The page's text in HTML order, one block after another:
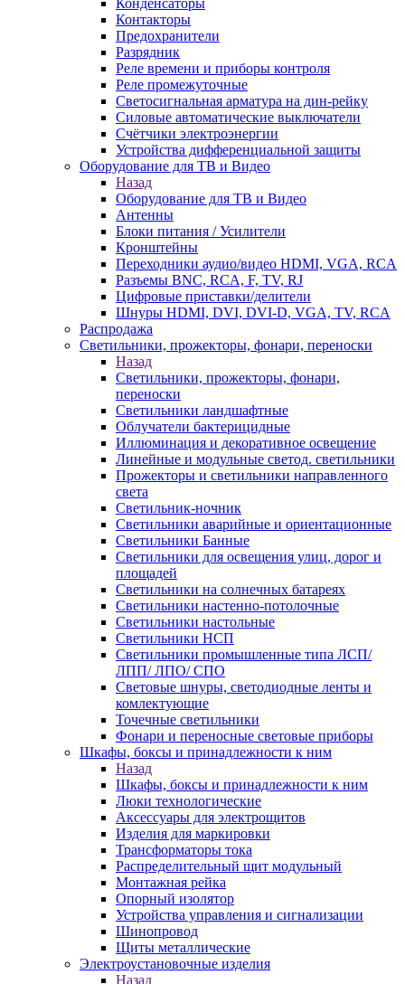
Конденсаторы
Контакторы
Предохранители
Разрядник
Реле времени и приборы контроля
Реле промежуточные
Светосигнальная арматура на дин-рейку
Силовые автоматические выключатели
Счётчики электроэнергии
Устройства дифференциальной защиты
Оборудование для ТВ и Видео
Назад
Оборудование для ТВ и Видео
Антенны
Блоки питания / Усилители
Кронштейны
Переходники аудио/видео HDMI, VGA, RCA
Разъемы BNС, RCA, F, TV, RJ
Цифровые приставки/делители
Шнуры HDMI, DVI, DVI-D, VGA, TV, RCA
Распродажа
Светильники, прожекторы, фонари, переноски
Назад
Светильники, прожекторы, фонари,
переноски
Светильники ландшафтные
Облучатели бактерицидные
Иллюминация и декоративное освещение
Линейные и модульные светод. светильники
Прожекторы и светильники направленного
света
Светильник-ночник
Светильники аварийные и ориентационные
Светильники Банные
Светильники для освещения улиц, дорог и
площадей
Светильники на солнечных батареях
Светильники настенно-потолочные
Светильники настольные
Светильники НСП
Светильники промышленные типа ЛСП/
ЛПП/ ЛПО/ СПО
Световые шнуры, светодиодные ленты и
комлектующие
Точечные светильники
Фонари и переносные световые приборы
Шкафы, боксы и принадлежности к ним
Назад
Шкафы, боксы и принадлежности к ним
Люки технологические
Аксессуары для электрощитов
Изделия для маркировки
Трансформаторы тока
Распределительный щит модульный
Монтажная рейка
Опорный изолятор
Устройства управления и сигнализации
Шинопровод
Щиты металлические
Электроустановочные изделия
Назад